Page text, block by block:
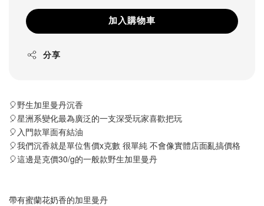
加入購物車
分享
🎈野生加里曼丹沉香
🎈星洲系變化最為廣泛的一支深受玩家喜歡把玩
🎈入門款單面有結油
🎈我們沉香就是單位售價x克數 很單純 不會像實體店面亂搞價格
🎈這邊是克價30/g的一般款野生加里曼丹
帶有蜜蘭花奶香的加里曼丹